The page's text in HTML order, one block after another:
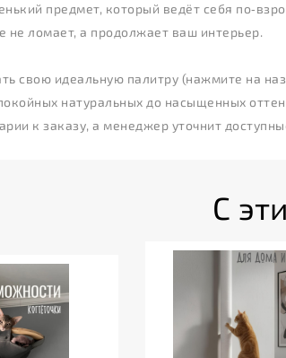
предмет, который ведёт себя
не ломает, а продолжает ваш интерьер.
свою идеальную палитру (нажмите на
натуральных до насыщенных
к заказу, а менеджер уточнит
С